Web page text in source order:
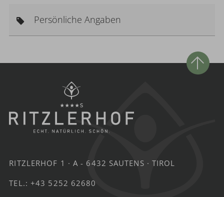
Persönliche Angaben
RITZLERHOF 1 A - 6432 SAUTENS
TIROL
TEL.:+43 5252 62680